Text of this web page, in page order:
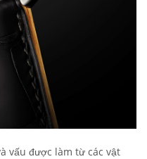
vấu được làm từ các vật